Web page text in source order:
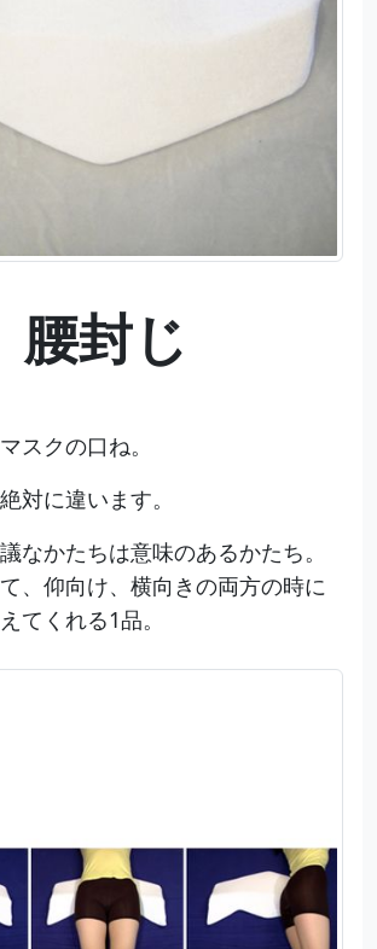
腰封じ
スクの口ね。
対に違います。
なかたちは意味のあるかたち。
、仰向け、横向きの両方の時に
てくれる1品。